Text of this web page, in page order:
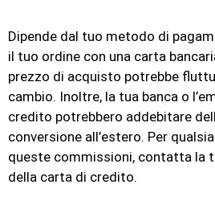
Dipende dal tuo metodo di
il tuo ordine con una carta
prezzo di acquisto potrebbe
cambio. Inoltre, la tua banca o
credito potrebbero addebitare
conversione all’estero. Per
queste commissioni, contatta la
della carta di credito.